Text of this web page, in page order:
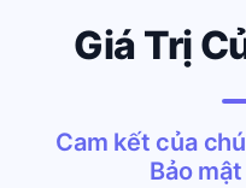
Giá Trị
Cam kết của
Bảo